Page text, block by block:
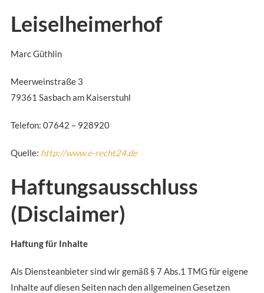
Leiselheimerhof
Marc Güthlin
Meerweinstraße 3
79361 Sasbach am Kaiserstuhl
Telefon: 07642 – 928920
Quelle: http://www.e-recht24.de
Haftungsausschluss
(Disclaimer)
Haftung für Inhalte
Als Diensteanbieter sind wir gemäß § 7 Abs.1 TMG für eigene
Inhalte auf diesen Seiten nach den allgemeinen Gesetzen